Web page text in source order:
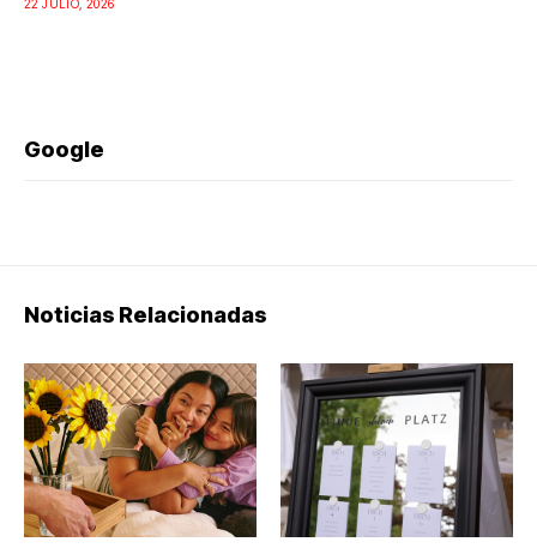
22 JULIO, 2026
Google
Noticias Relacionadas